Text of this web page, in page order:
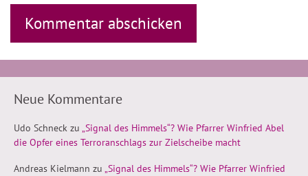
Neue Kommentare
Udo Schneck zu „Signal des Himmels“? Wie Pfarrer Winfried Abel
die Opfer eines Terroranschlags zur Zielscheibe macht
Andreas Kielmann zu „Signal des Himmels“? Wie Pfarrer Winfried